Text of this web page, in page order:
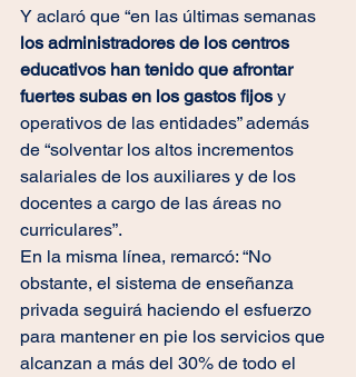
Y aclaró que “en las últimas semanas
los administradores de los centros
educativos han tenido que afrontar
fuertes subas en los gastos fijos y
operativos de las entidades” además
de “solventar los altos incrementos
salariales de los auxiliares y de los
docentes a cargo de las áreas no
curriculares”.
En la misma línea, remarcó: “No
obstante, el sistema de enseñanza
privada seguirá haciendo el esfuerzo
para mantener en pie los servicios que
alcanzan a más del 30% de todo el